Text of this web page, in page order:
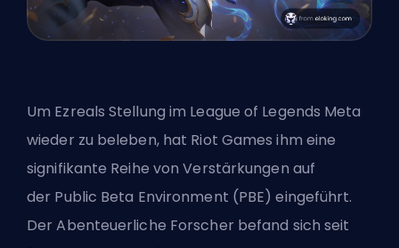
Um Ezreals Stellung im League of Legends Meta
wieder zu beleben, hat Riot Games ihm eine
signifikante Reihe von Verstärkungen auf
der Public Beta Environment (PBE) eingeführt.
Der Abenteuerliche Forscher befand sich seit